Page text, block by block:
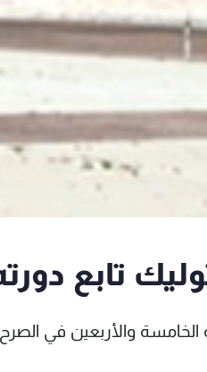
تابع دورته
الخامسة والأربعين في